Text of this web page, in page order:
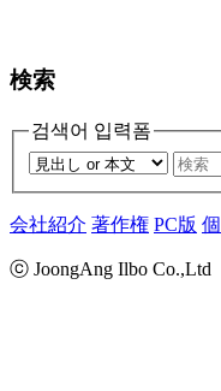
検索
검색어 입력폼
会社紹介 著作権 PC版
ⓒ JoongAng Ilbo Co.,Ltd